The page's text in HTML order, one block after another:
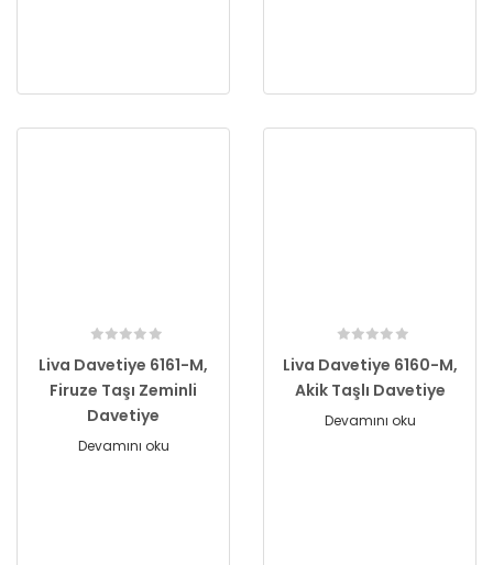
Liva Davetiye 6161-M,
Firuze Taşı Zeminli
Davetiye
Devamını oku
Liva Davetiye 6160-M,
Akik Taşlı Davetiye
Devamını oku